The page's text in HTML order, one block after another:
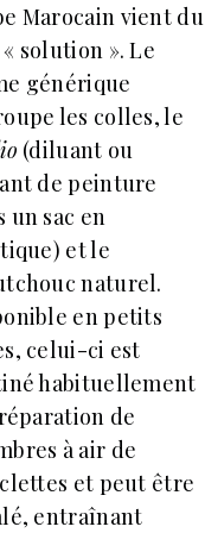
Marocain vient du
solution ». Le
générique
les colles, le
(diluant ou
de peinture
un sac en
et le
naturel.
en petits
celui-ci est
habituellement
de
à air de
et peut être
entraînant